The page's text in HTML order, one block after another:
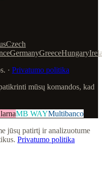
Czech
GermanyGreeceHungary
· Privatumo politika
mūsų komandos, kad
MB WAYMultibanco
jūsų patirtį ir analizuotume
Privatumo politika